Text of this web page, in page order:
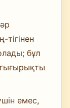
бұл
емес,